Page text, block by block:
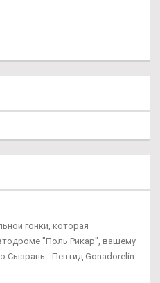
гонки, которая
"Поль Рикар", вашему
Сызрань - Пептид Gonadorelin